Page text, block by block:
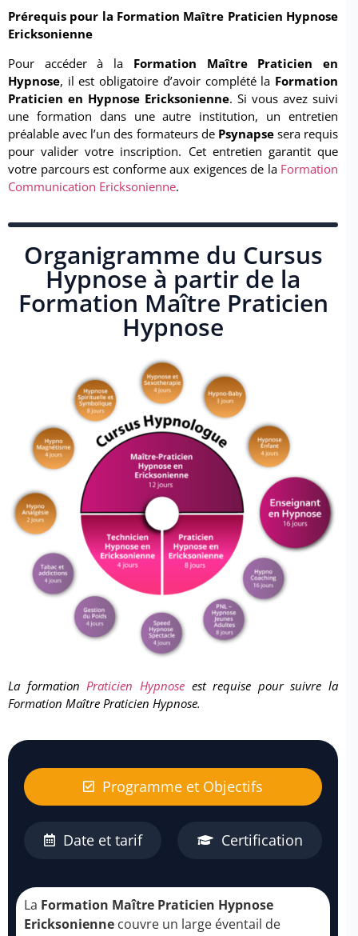
Prérequis pour la Formation Maître Praticien Hypnose
Ericksonienne
Pour accéder à la Formation Maître Praticien en
Hypnose, il est obligatoire d’avoir complété la Formation
Praticien en Hypnose Ericksonienne. Si vous avez suivi
une formation dans une autre institution, un entretien
préalable avec l’un des formateurs de Psynapsesera requis
pour valider votre inscription. Cet entretien garantit que
votre parcours est conforme aux exigences de la Formation
Communication Ericksonienne.
Organigramme du Cursus
Hypnose à partir de la
Formation Maître Praticien
Hypnose
La formation Praticien Hypnoseest requise pour suivre la
Formation Maître Praticien Hypnose.
Programme et Objectifs
Date et tarif Certification
La Formation Maître Praticien Hypnose
Ericksonienne couvre un large éventail de